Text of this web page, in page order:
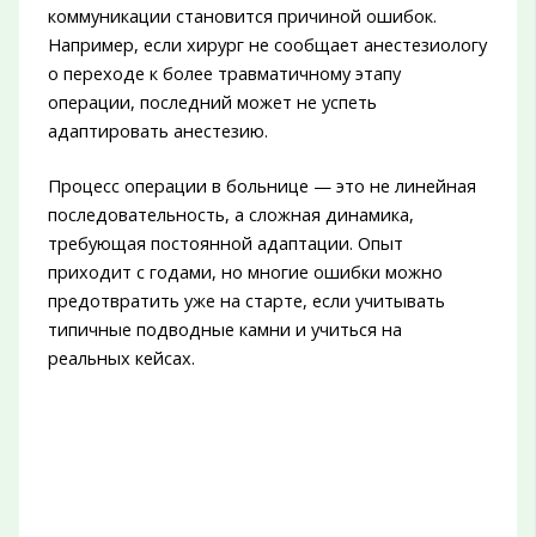
коммуникации становится причиной ошибок.
Например, если хирург не сообщает анестезиологу
о переходе к более травматичному этапу
операции, последний может не успеть
адаптировать анестезию.
Процесс операции в больнице — это не линейная
последовательность, а сложная динамика,
требующая постоянной адаптации. Опыт
приходит с годами, но многие ошибки можно
предотвратить уже на старте, если учитывать
типичные подводные камни и учиться на
реальных кейсах.